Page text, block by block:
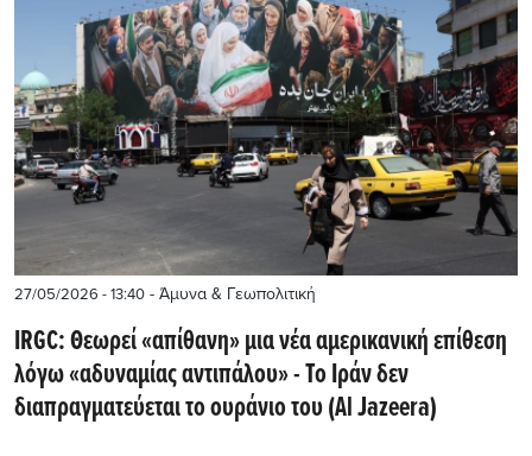
27/05/2026 - 13:40 - Άμυνα & Γεωπολιτική
IRGC: Θεωρεί «απίθανη» μια νέα αμερικανική επίθεση
λόγω «αδυναμίας αντιπάλου» - Το Ιράν δεν
διαπραγματεύεται το ουράνιο του (Al Jazeera)